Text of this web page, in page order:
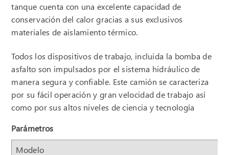
tanque cuenta con una excelente capacidad de
conservación del calor gracias a sus exclusivos
materiales de aislamiento térmico.
Todos los dispositivos de trabajo, incluida la bomba de
asfalto son impulsados por el sistema hidráulico de
manera segura y confiable. Este camión se caracteriza
por su fácil operación y gran velocidad de trabajo así
como por sus altos niveles de ciencia y tecnología
Parámetros
Modelo